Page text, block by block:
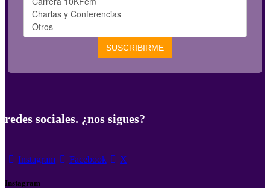
redes sociales. ¿nos sigues?
Instagram Facebook X
Instagram